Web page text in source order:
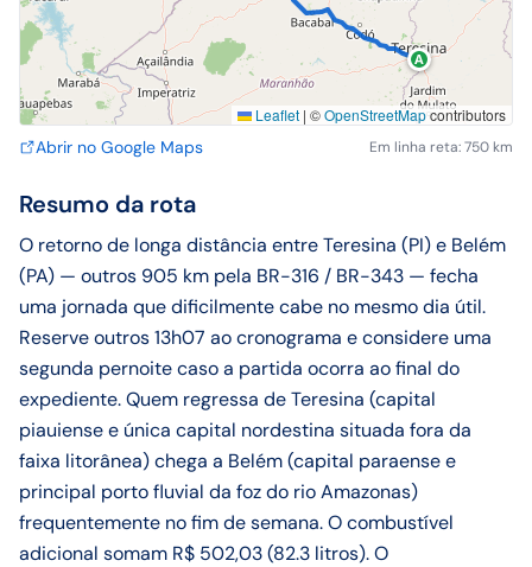
A
Leaflet | ©OpenStreetMapcontributors
Abrir no Google Maps Em linha reta: 750 km
Resumo da rota
O retorno de longa distância entre Teresina (PI) e Belém
(PA) — outros 905 km pela BR-316 / BR-343 — fecha
uma jornada que dificilmente cabe no mesmo dia útil.
Reserve outros 13h07 ao cronograma e considere uma
segunda pernoite caso a partida ocorra ao final do
expediente. Quem regressa de Teresina (capital
piauiense e única capital nordestina situada fora da
faixa litorânea) chega a Belém (capital paraense e
principal porto fluvial da foz do rio Amazonas)
frequentemente no fim de semana. O combustível
adicional somam R$ 502,03 (82.3 litros). O